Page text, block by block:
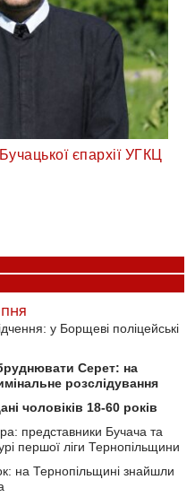
єпархії УГКЦ
у Борщеві поліцейські
Серет: на
розслідування
чоловіків 18-60 років
представники Бучача та
першої ліги Тернопільщини
на Тернопільщині знайшли